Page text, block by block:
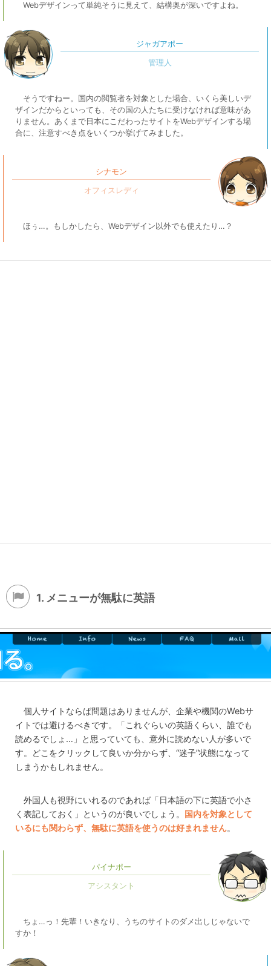
Webデザインって単純そうに見えて、結構奥が深いですよね。
ジャガアポー
そうですねー。国内の閲覧者を対象とした場合、いくら美しいデ
ザインだからといっても、その国の人たちに受けなければ意味があ
りません。あくまで日本にこだわったサイトをWebデザインする場
合に、注意すべき点をいくつか挙げてみました。
シナモン
ほぅ…。もしかしたら、Webデザイン以外でも使えたり…？
1. メニューが無駄に英語
個人サイトならば問題はありませんが、企業や機関のWebサ
イトでは避けるべきです。「これぐらいの英語くらい、誰でも
読めるでしょ…」と思っていても、意外に読めない人が多いで
す。どこをクリックして良いか分からず、“迷子”状態になって
しまうかもしれません。
外国人も視野にいれるのであれば「日本語の下に英語で小さ
く表記しておく」というのが良いでしょう。 国内を対象として
いるにも関わらず、無駄に英語を使うのは好まれません。
パイナポー
ちょ…っ！先輩！いきなり、うちのサイトのダメ出しじゃないで
すか！